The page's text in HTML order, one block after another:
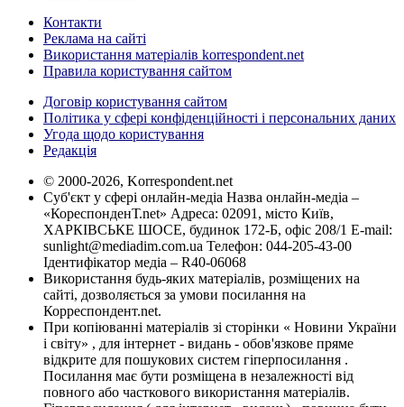
Контакти
Реклама на сайті
Використання матеріалів korrespondent.net
Правила користування сайтом
Договір користування сайтом
Політика у сфері конфіденційності і персональних даних
Угода щодо користування
Редакція
© 2000-2026, Korrespondent.net
Суб'єкт у сфері онлайн-медіа Назва онлайн-медіа –
«КореспонденТ.net» Адреса: 02091, місто Київ,
ХАРКІВСЬКЕ ШОСЕ, будинок 172-Б, офіс 208/1 E-mail:
sunlight@mediadim.com.ua Телефон: 044-205-43-00
Ідентифікатор медіа – R40-06068
Використання будь-яких матеріалів, розміщених на
сайті, дозволяється за умови посилання на
Корреспондент.net.
При копіюванні матеріалів зі сторінки « Новини України
і світу» , для інтернет - видань - обов'язкове пряме
відкрите для пошукових систем гіперпосилання .
Посилання має бути розміщена в незалежності від
повного або часткового використання матеріалів.